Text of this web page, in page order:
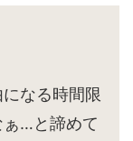
なる時間限
ぁ…と諦めて